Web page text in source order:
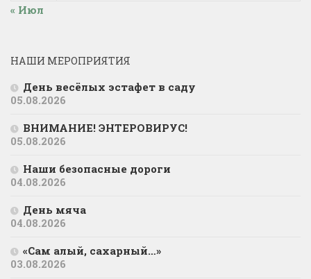
« Июл
НАШИ МЕРОПРИЯТИЯ
День весёлых эстафет в саду
05.08.2026
ВНИМАНИЕ! ЭНТЕРОВИРУС!
05.08.2026
Наши безопасные дороги
04.08.2026
День мяча
04.08.2026
«Сам алый, сахарный…»
03.08.2026